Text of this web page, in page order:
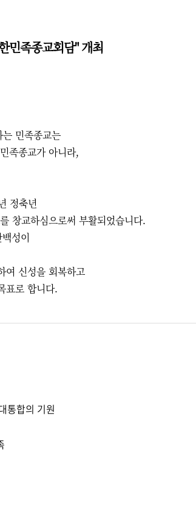
민족종교회담" 개최
민족종교는
족종교가 아니라,
정축년
창교하심으로써 부활되었습니다.
성이
여 신성을 회복하고
표로 합니다.
통합의 기원